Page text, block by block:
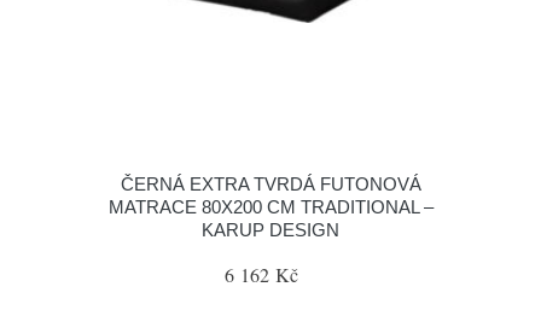
ČERNÁ EXTRA TVRDÁ FUTONOVÁ
MATRACE 80X200 CM TRADITIONAL –
KARUP DESIGN
6 162 Kč